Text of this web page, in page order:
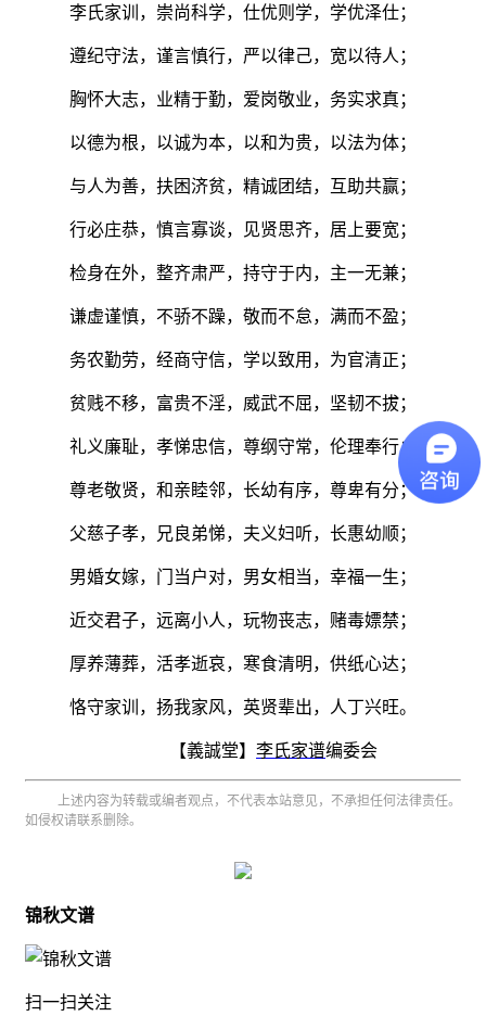
李氏家训，崇尚科学，仕优则学，学优泽仕；
遵纪守法，谨言慎行，严以律己，宽以待人；
胸怀大志，业精于勤，爱岗敬业，务实求真；
以德为根，以诚为本，以和为贵，以法为体；
与人为善，扶困济贫，精诚团结，互助共赢；
行必庄恭，慎言寡谈，见贤思齐，居上要宽；
检身在外，整齐肃严，持守于内，主一无兼；
谦虚谨慎，不骄不躁，敬而不怠，满而不盈；
务农勤劳，经商守信，学以致用，为官清正；
贫贱不移，富贵不淫，威武不屈，坚韧不拔；
礼义廉耻，孝悌忠信，尊纲守常，伦理奉行；
尊老敬贤，和亲睦邻，长幼有序，尊卑有分；
父慈子孝，兄良弟悌，夫义妇听，长惠幼顺；
男婚女嫁，门当户对，男女相当，幸福一生；
近交君子，远离小人，玩物丧志，赌毒嫖禁；
厚养薄葬，活孝逝哀，寒食清明，供纸心达；
恪守家训，扬我家风，英贤辈出，人丁兴旺。
【義誠堂】 李氏家谱编委会
上述内容为转载或编者观点，不代表本站意见，不承担任何法律责任。
如侵权请联系删除。
锦秋文谱
扫一扫关注